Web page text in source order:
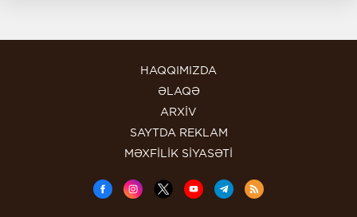
HAQQIMIZDA
ƏLAQƏ
ARXİV
SAYTDA REKLAM
MƏXFİLİK SİYASƏTİ